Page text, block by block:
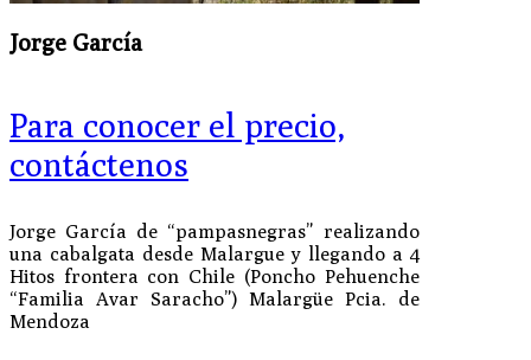
Jorge García
Para conocer el precio,
contáctenos
Jorge García de “pampasnegras” realizando
una cabalgata desde Malargue y llegando a 4
Hitos frontera con Chile (Poncho Pehuenche
“Familia Avar Saracho”) Malargüe Pcia. de
Mendoza